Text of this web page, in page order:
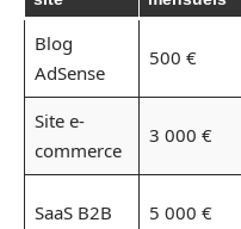
Blog
AdSense
500 €
Site e-
commerce
3 000 €
SaaS B2B 5 000 €